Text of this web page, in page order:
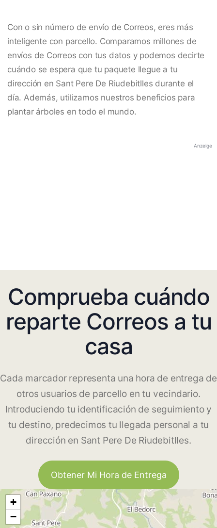
Con o sin número de envío de Correos, eres más
inteligente con parcello. Comparamos millones de
envíos de Correos con tus datos y podemos decirte
cuándo se espera que tu paquete llegue a tu
dirección en Sant Pere De Riudebitlles durante el
día. Además, utilizamos nuestros beneficios para
plantar árboles en todo el mundo.
Anzeige
Comprueba cuándo
reparte Correos a tu
casa
Cada marcador representa una hora de entrega de
otros usuarios de parcello en tu vecindario.
Introduciendo tu identificación de seguimiento y
tu destino, predecimos tu llegada personal a tu
dirección en Sant Pere De Riudebitlles.
Obtener Mi Hora de Entrega
+
−